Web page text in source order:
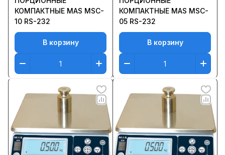
КОМПАКТНЫЕ MAS MSC-
10 RS-232
В корзину
КОМПАКТНЫЕ MAS MSC-
05 RS-232
В корзину